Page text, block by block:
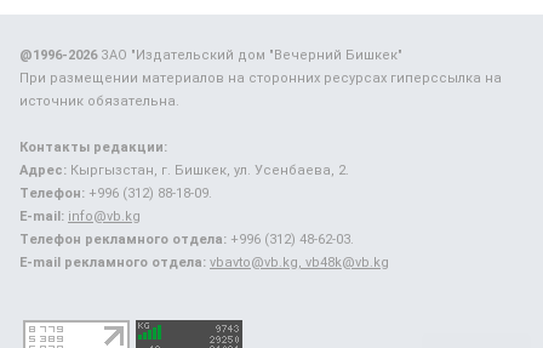
@1996-2026ЗАО "Издательский дом "Вечерний Бишкек"
При размещении материалов на сторонних ресурсах гиперссылка на
источник обязательна.
Контакты редакции:
Адрес: Кыргызстан, г. Бишкек, ул. Усенбаева, 2.
Телефон: +996 (312) 88-18-09.
E-mail: info@vb.kg
Телефон рекламного отдела: +996 (312) 48-62-03.
E-mail рекламного отдела: vbavto@vb.kg, vb48k@vb.kg